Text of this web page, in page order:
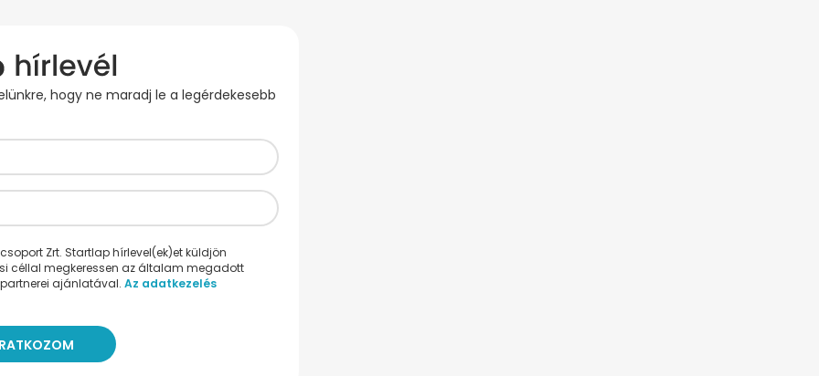
hogy ne maradj le a legérdekesebb
Zrt. Startlap hírlevel(ek)et küldjön
céllal megkeressen az általam megadott
ajánlatával. Az adatkezelés